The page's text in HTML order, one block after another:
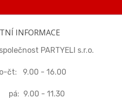
INFORMACE
PARTYELI s.r.o.
čt: 9.00 - 16.00
- 11.30